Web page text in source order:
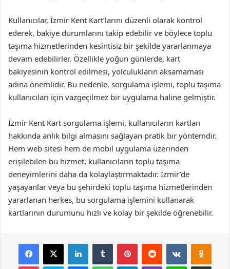
Kullanıcılar, İzmir Kent Kart’larını düzenli olarak kontrol
ederek, bakiye durumlarını takip edebilir ve böylece toplu
taşıma hizmetlerinden kesintisiz bir şekilde yararlanmaya
devam edebilirler. Özellikle yoğun günlerde, kart
bakiyesinin kontrol edilmesi, yolculukların aksamaması
adına önemlidir. Bu nedenle, sorgulama işlemi, toplu taşıma
kullanıcıları için vazgeçilmez bir uygulama haline gelmiştir.
İzmir Kent Kart sorgulama işlemi, kullanıcıların kartları
hakkında anlık bilgi almasını sağlayan pratik bir yöntemdir.
Hem web sitesi hem de mobil uygulama üzerinden
erişilebilen bu hizmet, kullanıcıların toplu taşıma
deneyimlerini daha da kolaylaştırmaktadır. İzmir’de
yaşayanlar veya bu şehirdeki toplu taşıma hizmetlerinden
yararlanan herkes, bu sorgulama işlemini kullanarak
kartlarının durumunu hızlı ve kolay bir şekilde öğrenebilir.
Facebook
X LinkedInTumblr PinterestReddit VKontakte
Pocket Skype MessengerWhatsAppTelegramViber Line E-Posta ile